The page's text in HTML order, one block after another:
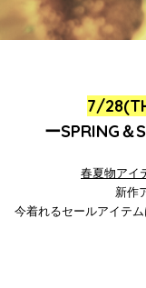
7/
ーSPRING＆
春夏物アイ
新作
今着れるセールアイテ